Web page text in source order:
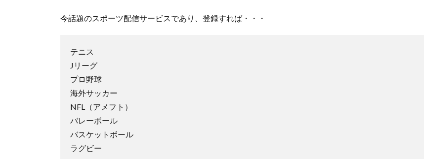
今話題のスポーツ配信サービスであり、登録すれば・・・
テニス
Jリーグ
プロ野球
海外サッカー
NFL（アメフト）
バレーボール
バスケットボール
ラグビー